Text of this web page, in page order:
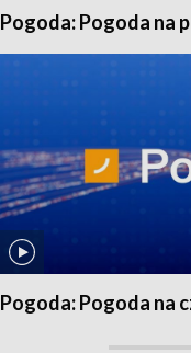
Pogoda: Pogoda na
Pogoda: Pogoda na